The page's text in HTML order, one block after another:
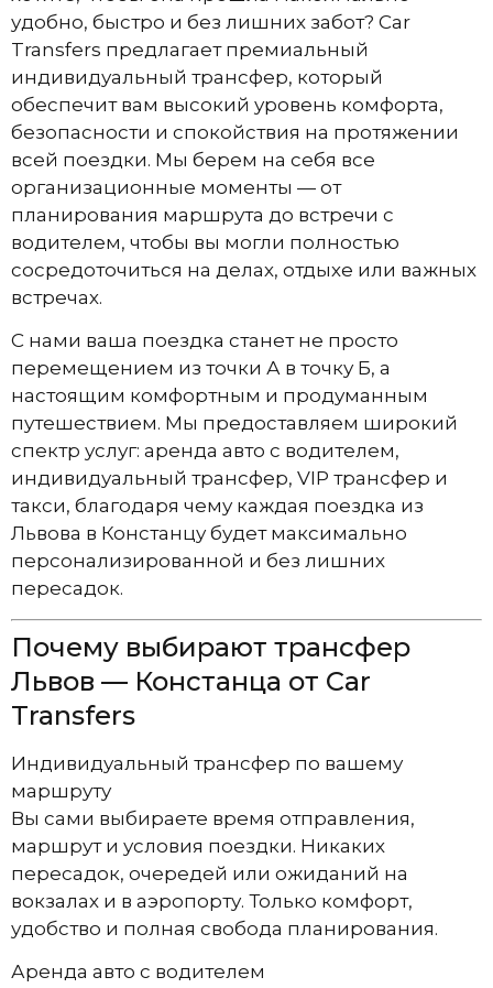
удобно, быстро и без лишних забот? Car
Transfers предлагает премиальный
индивидуальный трансфер, который
обеспечит вам высокий уровень комфорта,
безопасности и спокойствия на протяжении
всей поездки. Мы берем на себя все
организационные моменты — от
планирования маршрута до встречи с
водителем, чтобы вы могли полностью
сосредоточиться на делах, отдыхе или важных
встречах.
С нами ваша поездка станет не просто
перемещением из точки А в точку Б, а
настоящим комфортным и продуманным
путешествием. Мы предоставляем широкий
спектр услуг: аренда авто с водителем,
индивидуальный трансфер, VIP трансфер и
такси, благодаря чему каждая поездка из
Львова в Констанцу будет максимально
персонализированной и без лишних
пересадок.
Почему выбирают трансфер
Львов — Констанца от Car
Transfers
Индивидуальный трансфер по вашему
маршруту
Вы сами выбираете время отправления,
маршрут и условия поездки. Никаких
пересадок, очередей или ожиданий на
вокзалах и в аэропорту. Только комфорт,
удобство и полная свобода планирования.
Аренда авто с водителем